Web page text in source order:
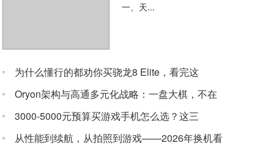
一、天...
为什么懂行的都劝你买骁龙8 Elite，看完这
Oryon架构与高通多元化战略：一盘大棋，不在
3000-5000元预算买游戏手机怎么选？这三
从性能到续航，从拍照到游戏——2026年换机看